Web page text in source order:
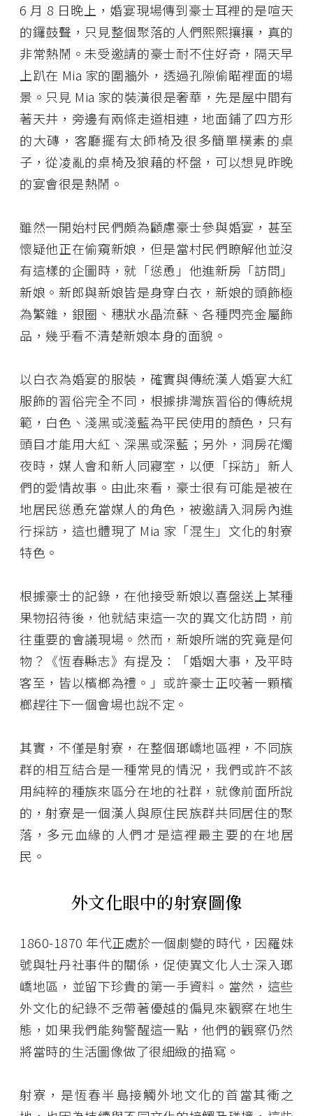
6 月 8 日晚上，婚宴現場傳到豪士耳裡的是喧天
的鑼鼓聲，只見整個聚落的人們熙熙攘攘，真的
非常熱鬧。未受邀請的豪士耐不住好奇，隔天早
上趴在 Mia 家的圍牆外，透過孔隙偷瞄裡面的場
景。只見 Mia 家的裝潢很是奢華，先是屋中間有
著天井，旁邊有兩條走道相連，地面鋪了四方形
的大磚，客廳擺有太師椅及很多簡單樸素的桌
子，從凌亂的桌椅及狼藉的杯盤，可以想見昨晚
的宴會很是熱鬧。
雖然一開始村民們頗為顧慮豪士參與婚宴，甚至
懷疑他正在偷窺新娘，但是當村民們瞭解他並沒
有這樣的企圖時，就「慫恿」他進新房「訪問」
新娘。新郎與新娘皆是身穿白衣，新娘的頭飾極
為繁雜，銀圈、穗狀水晶流蘇、各種閃亮金屬飾
品，幾乎看不清楚新娘本身的面貌。
以白衣為婚宴的服裝，確實與傳統漢人婚宴大紅
服飾的習俗完全不同，根據排灣族習俗的傳統規
範，白色、淺黑或淺藍為平民使用的顏色，只有
頭目才能用大紅、深黑或深藍；另外，洞房花燭
夜時，媒人會和新人同寢室，以便「採訪」新人
們的愛情故事。由此來看，豪士很有可能是被在
地居民慫恿充當媒人的角色，被邀請入洞房內進
行採訪，這也體現了 Mia 家「混生」文化的射寮
特色。
根據豪士的記錄，在他接受新娘以喜盤送上某種
果物招待後，他就結束這一次的異文化訪問，前
往重要的會議現場。然而，新娘所端的究竟是何
物？《恆春縣志》有提及：「婚姻大事，及平時
客至，皆以檳榔為禮。」或許豪士正咬著一顆檳
榔趕往下一個會場也說不定。
其實，不僅是射寮，在整個瑯嶠地區裡，不同族
群的相互結合是一種常見的情況，我們或許不該
用純粹的種族來區分在地的社群，就像前面所說
的，射寮是一個漢人與原住民族群共同居住的聚
落，多元血緣的人們才是這裡最主要的在地居
民。
外文化眼中的射寮圖像
1860-1870 年代正處於一個劇變的時代，因羅妹
號與牡丹社事件的關係，促使異文化人士深入瑯
嶠地區，並留下珍貴的第一手資料。當然，這些
外文化的紀錄不乏帶著優越的偏見來觀察在地生
態，如果我們能夠警醒這一點，他們的觀察仍然
將當時的生活圖像做了很細緻的描寫。
射寮，是恆春半島接觸外地文化的首當其衝之